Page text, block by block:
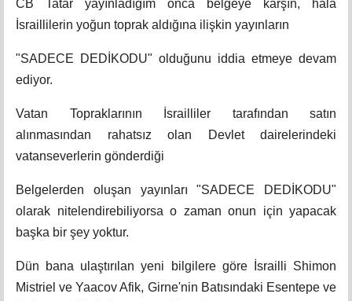
CB Tatar yayınladığım onca belgeye karşın, hala
İsraillilerin yoğun toprak aldığına ilişkin yayınların
"SADECE DEDİKODU" olduğunu iddia etmeye devam
ediyor.
Vatan Topraklarının İsrailliler tarafından satın
alınmasından rahatsız olan Devlet dairelerindeki
vatanseverlerin gönderdiği
Belgelerden oluşan yayınları "SADECE DEDİKODU"
olarak nitelendirebiliyorsa o zaman onun için yapacak
başka bir şey yoktur.
Dün bana ulaştırılan yeni bilgilere göre İsrailli Shimon
Mistriel ve Yaacov Afik, Girne'nin Batısındaki Esentepe ve